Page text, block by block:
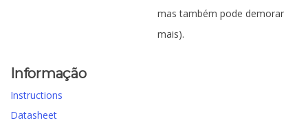
mas também pode demorar
mais).
Informação
Instructions
Datasheet